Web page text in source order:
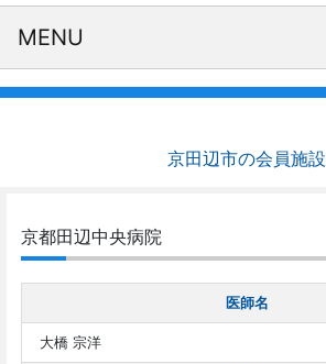
MENU
京田辺市の会員施設
京都田辺中央病院
医師名
大橋 宗洋